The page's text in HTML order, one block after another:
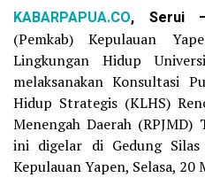
KABARPAPUA.CO, Serui
(Pemkab) Kepulauan
Lingkungan Hidup
melaksanakan Konsultasi
Hidup Strategis (KLHS)
Menengah Daerah
ini digelar di Gedung Silas
Kepulauan Yapen, Selasa, 20